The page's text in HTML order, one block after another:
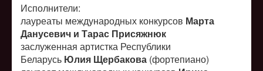
Исполнители:
лауреаты международных конкурсов Марта
Данусевич и Тарас Присяжнюк
заслуженная артистка Республики
Беларусь Юлия Щербакова (фортепиано)